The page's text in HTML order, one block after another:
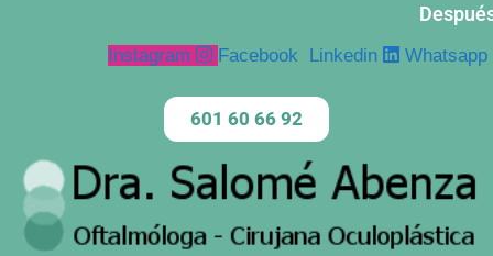
Instagram Facebook Linkedin Whatsapp
601 60 66 92